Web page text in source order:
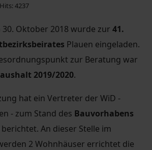
Hits: 4237
Oktober 2018 wurde zur 41.
Plauen eingeladen.
zur Beratung war
2019/2020.
hat ein Vertreter der WiD -
- zum Stand des Bauvorhabens
berichtet. An dieser Stelle im
2 Wohnhäuser errichtet die